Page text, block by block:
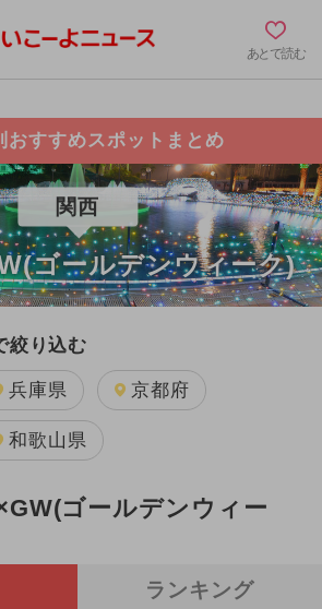
あとで読む
おすすめスポットまとめ
関西
ゴールデンウィーク)
絞り込む
兵庫県 京都府
和歌山県
ゴールデンウィー
ランキング